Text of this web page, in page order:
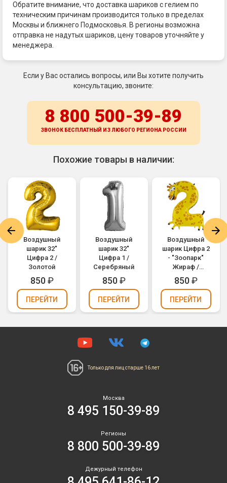
Обратите внимание, что доставка шариков с гелием по
техническим причинам производится только в пределах
Москвы и ближнего Подмосковья. В регионы возможна
отправка не надутых шариков, цену товаров уточняйте у
менеджера.
Если у Вас остались вопросы, или Вы хотите получить
консультацию, звоните:
8 800 500-39-89
ЗВОНОК БЕСПЛАТНЫЙ ИЗ ЛЮБОГО РЕГИОНА РОССИИ
Похожие товары в наличии:
Воздушный
шарик 32"
Цифра 2 /
Золотой
850₽
ПЕРЕЙТИ
Воздушный
шарик 32"
Цифра 1 /
Серебряный
850₽
ПЕРЕЙТИ
Воздушный
шарик Цифра 2
- "Зоопарк"
Жираф /
Animaloons
Giraffe (1207-
1684)
850₽
ПЕРЕЙТИ
Только для лиц старше 16 лет
Москва
8 495 150-39-89
Регионы
8 800 500-39-89
Дежурный телефон